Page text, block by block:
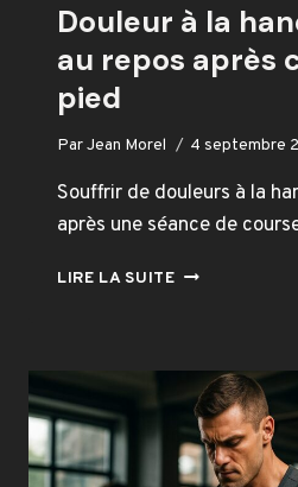
Douleur à la
au repos après
pied
ParJean Morel 4 septembre
Souffrir de douleurs à la
après une séance de
LIRE LA SUITEDOULEUR
LA
NUIT
AU
REPOS
APRÈS